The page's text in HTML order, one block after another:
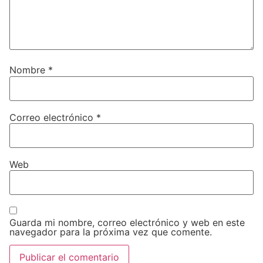
Nombre *
Correo electrónico *
Web
Guarda mi nombre, correo electrónico y web en este
navegador para la próxima vez que comente.